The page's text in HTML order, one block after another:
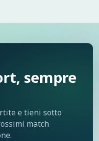
sempre
e tieni sotto
match